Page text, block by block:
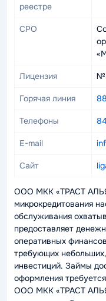
реестре
СРО
Лицензия №
Горячая линия
Телефоны
E-mail
Сайт
ООО МКК «ТРАСТ
микрокредитования
обслуживания
предоставляет
оперативных
требующих
инвестиций. Займы
оформления
ООО МКК «ТРАСТ